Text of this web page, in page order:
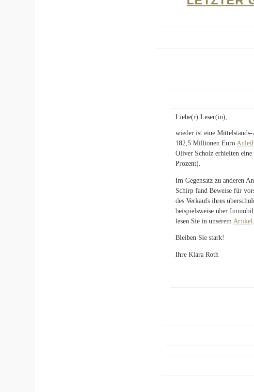
Liebe(r) Leser(in),
wieder ist eine
182,5 Millionen Euro
Oliver Scholz erhielten
Prozent).
Im Gegensatz zu anderen
Schirp fand Beweise für
des Verkaufs ihres
beispielsweise über
lesen Sie in unserem Artikel
Bleiben Sie stark!
Ihre Klara Roth